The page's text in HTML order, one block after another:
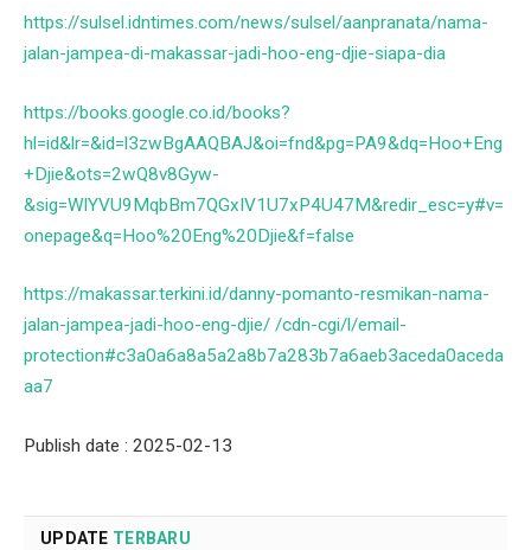
https://sulsel.idntimes.com/news/sulsel/aanpranata/nama-
jalan-jampea-di-makassar-jadi-hoo-eng-djie-siapa-dia
https://books.google.co.id/books?
hl=id&lr=&id=l3zwBgAAQBAJ&oi=fnd&pg=PA9&dq=Hoo+Eng
+Djie&ots=2wQ8v8Gyw-
&sig=WlYVU9MqbBm7QGxIV1U7xP4U47M&redir_esc=y#v=
onepage&q=Hoo%20Eng%20Djie&f=false
https://makassar.terkini.id/danny-pomanto-resmikan-nama-
jalan-jampea-jadi-hoo-eng-djie/ /cdn-cgi/l/email-
protection#c3a0a6a8a5a2a8b7a283b7a6aeb3aceda0aceda
aa7
Publish date : 2025-02-13
UPDATE TERBARU